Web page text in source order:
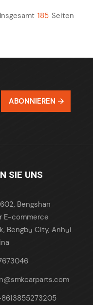
Insgesamt 185 Seiten
ABONNIEREN
SIE UNS
Bengshan
E-commerce
Bengbu City, Anhui